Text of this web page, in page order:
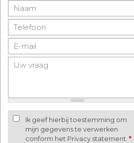
Ik geef hierbij toestemming om
mijn gegevens te verwerken
conform het Privacy statement. *